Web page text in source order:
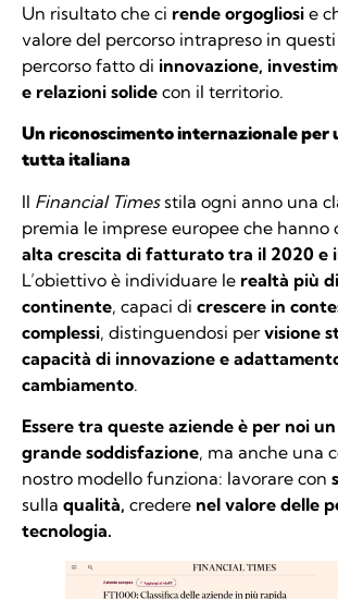
Un risultato che ci rende orgogliosi e
valore del percorso intrapreso in
percorso fatto di innovazione,
e relazioni solide con il territorio.
Un riconoscimento internazionale per
tutta italiana
Il Financial Timesstila ogni anno una
premia le imprese europee che hanno
alta crescita di fatturato tra il 2020 e
L’obiettivo è individuare le realtà più
continente, capaci di crescere in
complessi, distinguendosi per visione
capacità di innovazione e
cambiamento.
Essere tra queste aziende è per noi
grande soddisfazione, ma anche una
nostro modello funziona: lavorare con
sulla qualità, credere nel valore delle
tecnologia.